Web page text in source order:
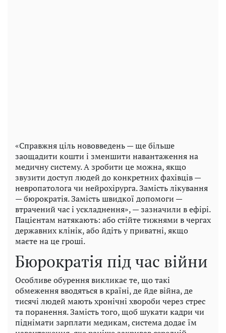
«Справжня ціль нововведень — ще більше
заощадити кошти і зменшити навантаження на
медичну систему. А зробити це можна, якщо
звузити доступ людей до конкретних фахівців —
невропатолога чи нейрохірурга. Замість лікування
— бюрократія. Замість швидкої допомоги —
втрачений час і ускладнення», — зазначили в ефірі.
Пацієнтам натякають: або стійте тижнями в чергах
державних клінік, або йдіть у приватні, якщо
маєте на це гроші.
Бюрократія під час війни
Особливе обурення викликає те, що такі
обмеження вводяться в країні, де йде війна, де
тисячі людей мають хронічні хвороби через стрес
та поранення. Замість того, щоб шукати кадри чи
піднімати зарплати медикам, система додає їм